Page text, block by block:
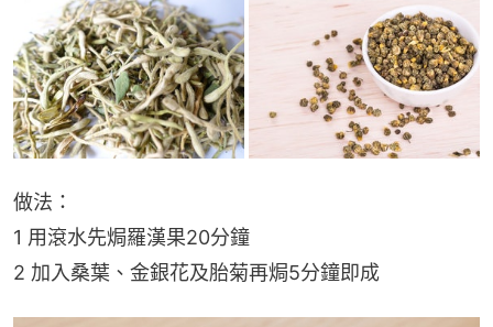
做法：
1 用滾水先焗羅漢果20分鐘
2 加入桑葉、金銀花及胎菊再焗5分鐘即成